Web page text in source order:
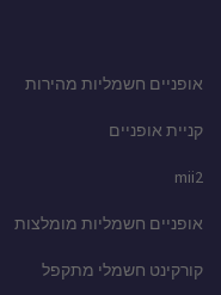
אופניים חשמליות מהירות
קניית אופניים
mii2
אופניים חשמליות מומלצות
קורקינט חשמלי מתקפל